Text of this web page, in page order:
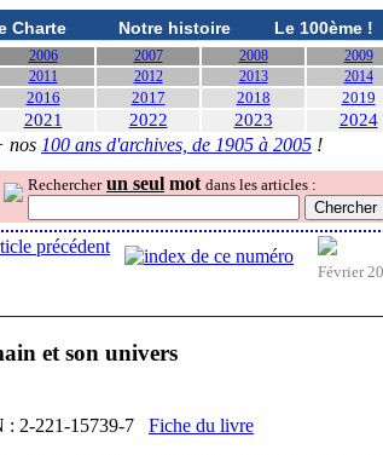
Charte Notre histoire Le 100ème !
2006 2007 2008 2009
2011
2012 2013 2014
2016 2017 2018 2019
2021 2022 2023 2024
nos 100 ans d'archives, de 1905 à 2005 !
Rechercher un seul mot dans les articles :
Février
et son univers
2-221-15739-7 Fiche du livre